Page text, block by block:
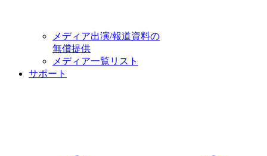
メディア出演/報道資料の
無償提供
メディア一覧リスト
サポート